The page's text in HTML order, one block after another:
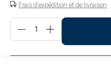
Frais d'expédition et de livraison
Ajouter
panier